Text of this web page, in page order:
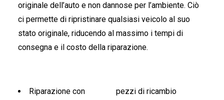
originale dell’auto e non dannose per l’ambiente. Ciò
ci permette di ripristinare qualsiasi veicolo al suo
stato originale, riducendo al massimo i tempi di
consegna e il costo della riparazione.
Riparazione con
pezzi di ricambio